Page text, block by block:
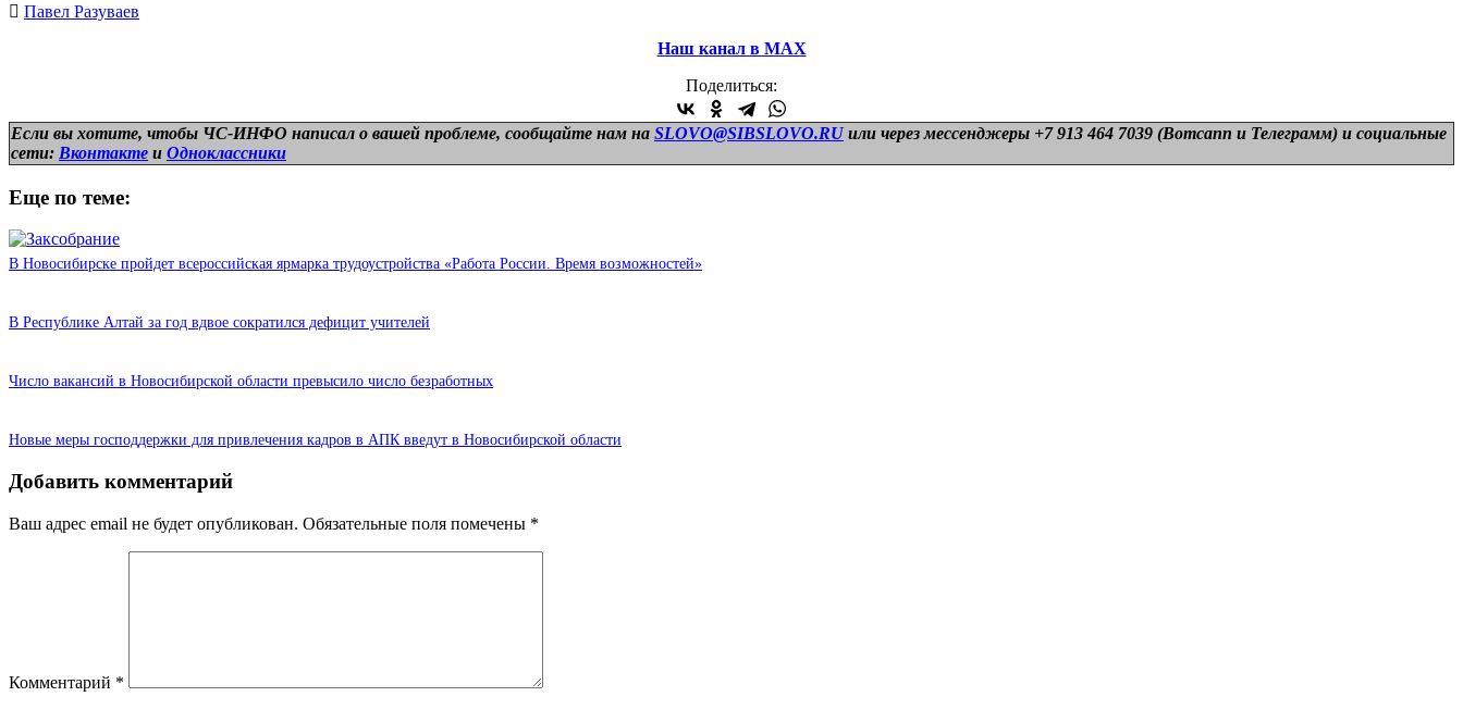
Павел Разуваев
Наш канал в МАХ
Поделиться:
Если вы хотите, чтобы ЧС-ИНФО написал о вашей проблеме, сообщайте нам на SLOVO@SIBSLOVO.RU или через мессенджеры +7 913 464 7039 (Вотсапп и Телеграмм) и социальные
сети: Вконтакте и Одноклассники
Еще по теме:
В Новосибирске пройдет всероссийская ярмарка трудоустройства «Работа России. Время возможностей»
В Республике Алтай за год вдвое сократился дефицит учителей
Число вакансий в Новосибирской области превысило число безработных
Новые меры господдержки для привлечения кадров в АПК введут в Новосибирской области
Добавить комментарий
Ваш адрес email не будет опубликован. Обязательные поля помечены *
Комментарий *